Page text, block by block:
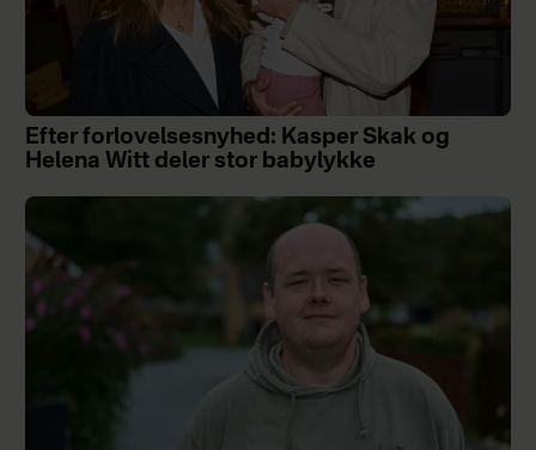
Efter forlovelsesnyhed: Kasper Skak og
Helena Witt deler stor babylykke